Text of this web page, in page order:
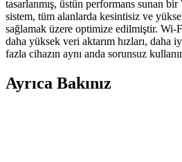
tasarlanmış, üstün performans sunan
sistem, tüm alanlarda kesintisiz ve
sağlamak üzere optimize edilmiştir. Wi-
daha yüksek veri aktarım hızları, daha
fazla cihazın aynı anda sorunsuz
Ayrıca Bakınız